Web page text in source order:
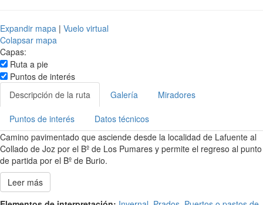
Expandir mapa | Vuelo virtual
Colapsar mapa
Capas:
Ruta a pie
Puntos de interés
Descripción de la ruta
Galería Miradores
Puntos de interés
Datos técnicos
Camino pavimentado que asciende desde la localidad de Lafuente al
Collado de Joz por el Bº de Los Pumares y permite el regreso al punto
de partida por el Bº de Burio.
Leer más